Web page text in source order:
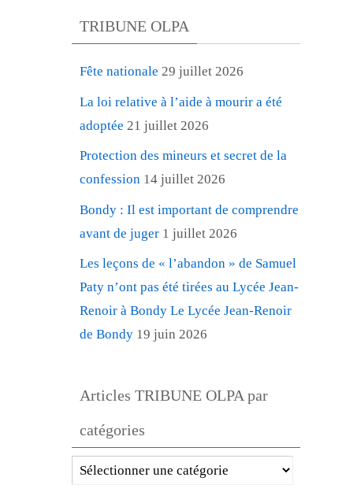
TRIBUNE OLPA
Fête nationale 29 juillet 2026
La loi relative à l’aide à mourir a été
adoptée 21 juillet 2026
Protection des mineurs et secret de la
confession 14 juillet 2026
Bondy : Il est important de comprendre
avant de juger 1 juillet 2026
Les leçons de « l’abandon » de Samuel
Paty n’ont pas été tirées au Lycée Jean-
Renoir à Bondy Le Lycée Jean-Renoir
de Bondy 19 juin 2026
Articles TRIBUNE OLPA par
catégories
Articles